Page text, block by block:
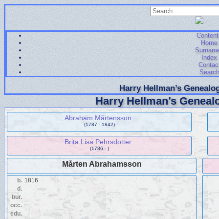
Home
Index
Search
Harry Hellman’s
Harry Hellman’s
Abraham Mårtensson
(1787 - 1842)
Brita Lisa Pehrsdotter
(1786 - )
Mårten Abrahamsson
b. 1816
d.
bur.
occ.
edu.